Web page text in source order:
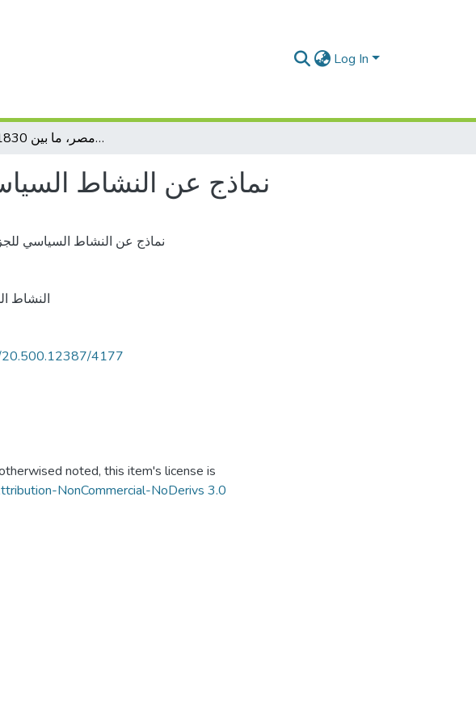
Log In
نماذج عن النشاط السياسي للجزائريين في مصر، ما بين 1830 و1870م
نماذج عن النشاط السياسي
نماذج عن النشاط السياسي
النشاط
20.500.12387/4177
noted, this item's license is
NonCommercial-NoDerivs 3.0